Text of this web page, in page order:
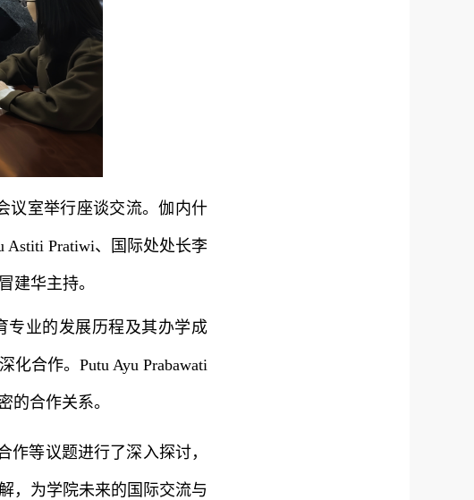
议室举行座谈交流。伽内什
Astiti Pratiwi、国际处处长李
建华主持。
专业的发展历程及其办学成
合作。Putu Ayu Prabawati
的合作关系。
等议题进行了深入探讨，
，为学院未来的国际交流与